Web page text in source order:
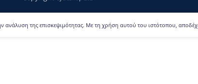
ανάλυση της επισκεψιμότητας. Με τη χρήση αυτού του ιστότοπου,